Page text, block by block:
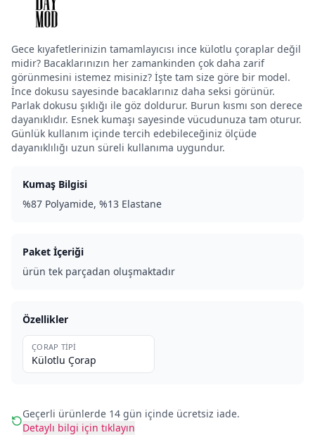
Gece kıyafetlerinizin tamamlayıcısı ince külotlu çoraplar değil
midir? Bacaklarınızın her zamankinden çok daha zarif
görünmesini istemez misiniz? İşte tam size göre bir model.
İnce dokusu sayesinde bacaklarınız daha seksi görünür.
Parlak dokusu şıklığı ile göz doldurur. Burun kısmı son derece
dayanıklıdır. Esnek kumaşı sayesinde vücudunuza tam oturur.
Günlük kullanım içinde tercih edebileceğiniz ölçüde
dayanıklılığı uzun süreli kullanıma uygundur.
Kumaş Bilgisi
%87 Polyamide, %13 Elastane
Paket İçeriği
ürün tek parçadan oluşmaktadır
Özellikler
ÇORAP TIPI
Külotlu Çorap
Geçerli ürünlerde 14 gün içinde ücretsiz iade.
Detaylı bilgi için tıklayın